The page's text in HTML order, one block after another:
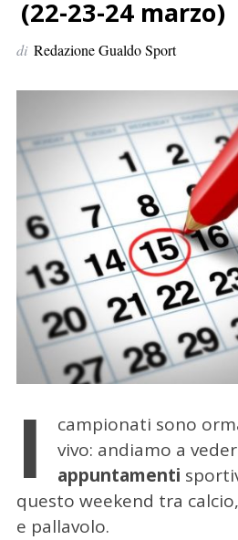
e
r
(22-23-24 marzo)
di Redazione Gualdo Sport
I
campionati sono
vivo: andiamo a
appuntamenti
questo weekend tra
e pallavolo.